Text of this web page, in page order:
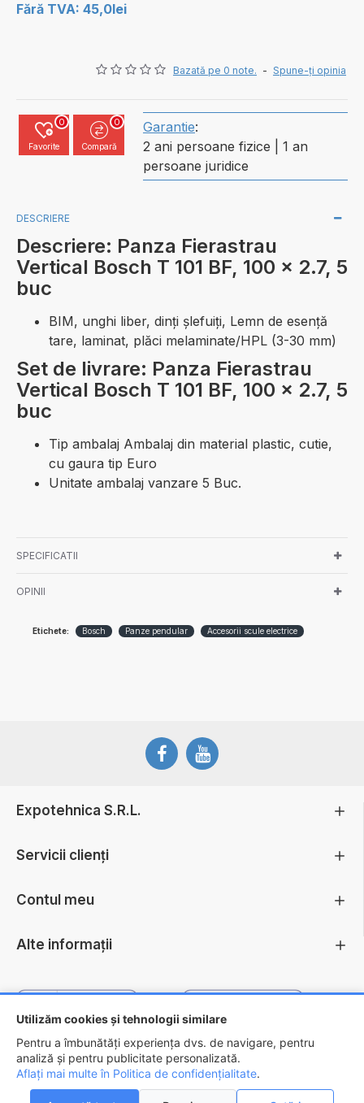
Utilizăm cookies și tehnologii similare
Pentru a îmbunătăți experiența dvs. de navigare, pentru
analiză și pentru publicitate personalizată.
Aflați mai multe în Politica de confidențialitate.
Bazată pe 0 note. - Spune-ţi opinia
Fără TVA: 45,0lei
Favorite
0
Compară
0 Garantie:
2 ani persoane fizice | 1 an
persoane juridice
DESCRIERE
Descriere: Panza Fierastrau
Vertical Bosch T 101 BF, 100 x 2.7, 5
buc
BIM, unghi liber, dinţi şlefuiţi, Lemn de esenţă
tare, laminat, plăci melaminate/HPL (3-30 mm)
Set de livrare: Panza Fierastrau
Vertical Bosch T 101 BF, 100 x 2.7, 5
buc
Tip ambalaj Ambalaj din material plastic, cutie,
cu gaura tip Euro
Unitate ambalaj vanzare 5 Buc.
SPECIFICATII
OPINII
Etichete: Bosch Panze pendular Accesorii scule electrice
Expotehnica S.R.L.
Servicii clienți
Contul meu
Alte informații
Copyright © 2026 - EXPOTEHNICA S.R.L.